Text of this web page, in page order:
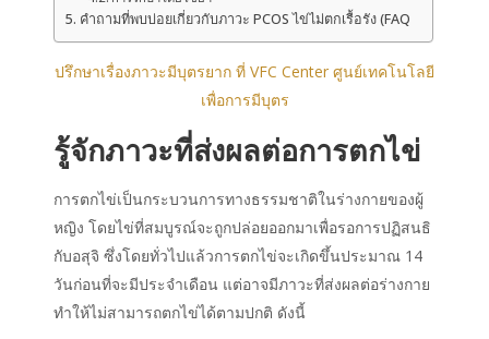
คำถามที่พบบ่อยเกี่ยวกับภาวะ PCOS ไข่ไม่ตกเรื้อรัง (FAQ
ปรึกษาเรื่องภาวะมีบุตรยาก ที่ VFC Center ศูนย์เทคโนโลยี
เพื่อการมีบุตร
รู้จักภาวะที่ส่งผลต่อการตกไข่
การตกไข่เป็นกระบวนการทางธรรมชาติในร่างกายของผู้
หญิง โดยไข่ที่สมบูรณ์จะถูกปล่อยออกมาเพื่อรอการปฏิสนธิ
กับอสุจิ ซึ่งโดยทั่วไปแล้วการตกไข่จะเกิดขึ้นประมาณ 14
วันก่อนที่จะมีประจำเดือน แต่อาจมีภาวะที่ส่งผลต่อร่างกาย
ทำให้ไม่สามารถตกไข่ได้ตามปกติ ดังนี้